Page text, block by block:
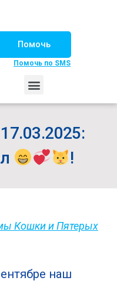
Помочь
Помочь по SMS
!
Кошки и Пятерых
наш